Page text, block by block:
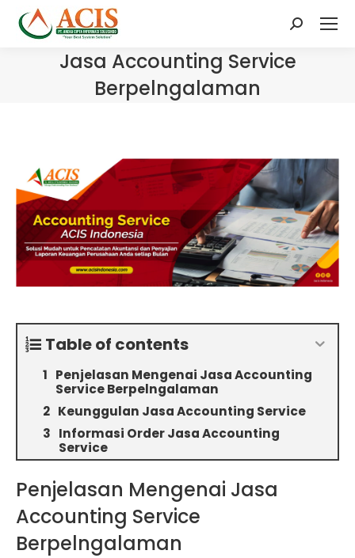
Search:
Jasa Accounting Service
Berpelngalaman
Table of contents
Penjelasan Mengenai Jasa Accounting
Service Berpelngalaman
Keunggulan Jasa Accounting Service
Informasi Order Jasa Accounting
Service
Penjelasan Mengenai Jasa
Accounting Service
Berpelngalaman